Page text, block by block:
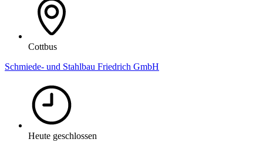
Cottbus
Schmiede- und Stahlbau Friedrich GmbH
Heute geschlossen